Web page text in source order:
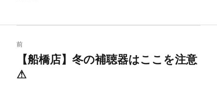
稿
ナ
前
去
【船橋店】冬の補聴器はここを注意
⚠